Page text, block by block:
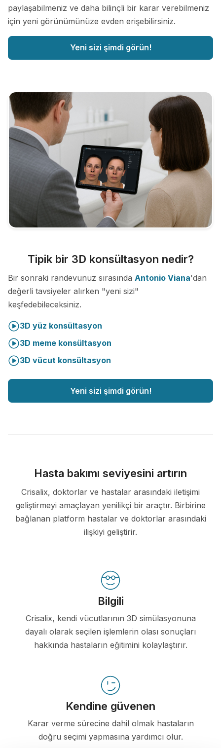
paylaşabilmeniz ve daha bilinçli bir karar verebilmeniz
için yeni görünümünüze evden erişebilirsiniz.
Yeni sizi şimdi görün!
Tipik bir 3D konsültasyon nedir?
Bir sonraki randevunuz sırasında Antonio Viana'dan
değerli tavsiyeler alırken "yeni sizi"
keşfedebileceksiniz.
3D yüz konsültasyon
3D meme konsültasyon
3D vücut konsültasyon
Yeni sizi şimdi görün!
Hasta bakımı seviyesini artırın
Crisalix, doktorlar ve hastalar arasındaki iletişimi
geliştirmeyi amaçlayan yenilikçi bir araçtır. Birbirine
bağlanan platform hastalar ve doktorlar arasındaki
ilişkiyi geliştirir.
Bilgili
Crisalix, kendi vücutlarının 3D simülasyonuna
dayalı olarak seçilen işlemlerin olası sonuçları
hakkında hastaların eğitimini kolaylaştırır.
Kendine güvenen
Karar verme sürecine dahil olmak hastaların
doğru seçimi yapmasına yardımcı olur.